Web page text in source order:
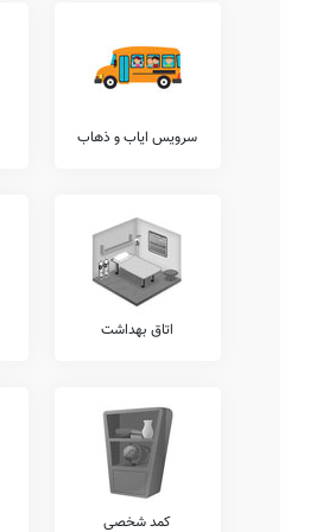
افزایش ضریب درک دروس توسط دانش
آکادمی زبان
وزارت آموزش و پرورش، نظیر آکادمی
اغلب مدارس کشور در کنار خدمات آموزشی
در راستای تقویت توان علمی و ایجاد روحیه
نظیر خدمات برگزاری اردوهای فرهنگی
تبلت یا موبایل قبل از شروع کلاس،
کادر آموزشی، سامانه برگزاری کلاس های
تحصیلی با اولیاء، برگزاری کارگاه های
کتاب دانش آموزان (کیف در مدرسه)،
دانش آموز، و... قابل ارائه می باشند.
شما می توانید جهت کسب اطلاع دقیق از
مدیریت دبستان هاتف، ارتباط مستقیم برقرار
سرویس ایاب و ذهاب
اتاق بهداشت
کمد شخصی